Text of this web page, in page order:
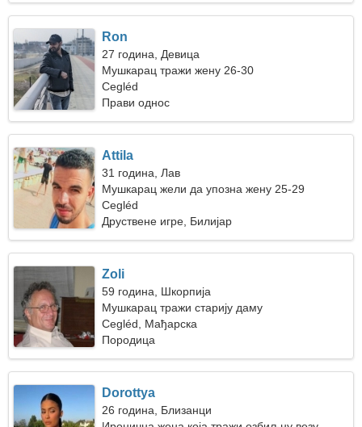
Ron
27 година, Девица
Мушкарац тражи жену 26-30
Cegléd
Прави однос
Attila
31 година, Лав
Мушкарац жели да упозна жену 25-29
Cegléd
Друствене игре, Билијар
Zoli
59 година, Шкорпија
Мушкарац тражи старију даму
Cegléd, Мађарска
Породица
Dorottya
26 година, Близанци